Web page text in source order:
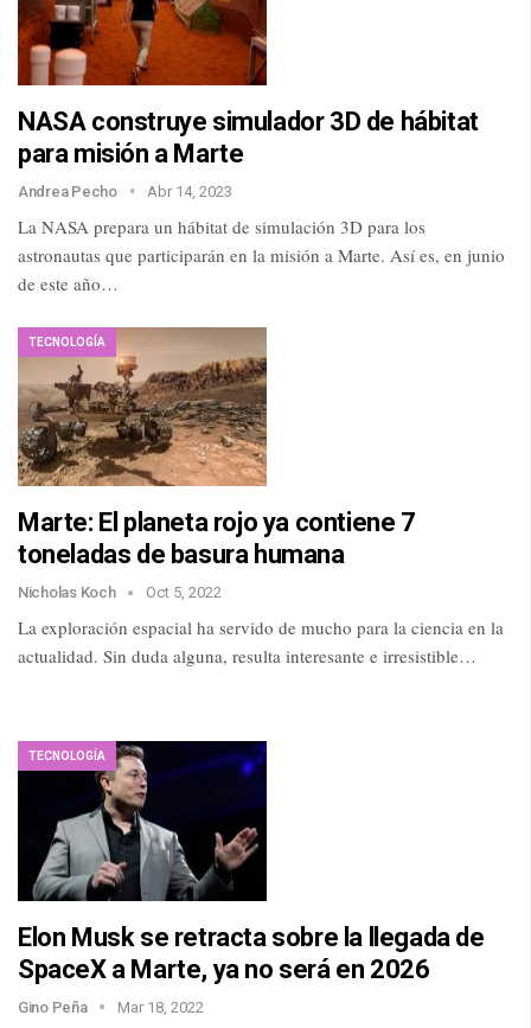
NASA construye simulador 3D de hábitat
para misión a Marte
Andrea Pecho Abr 14, 2023
La NASA prepara un hábitat de simulación 3D para los
astronautas que participarán en la misión a Marte. Así es, en junio
de este año…
TECNOLOGÍA
Marte: El planeta rojo ya contiene 7
toneladas de basura humana
Nicholas Koch Oct 5, 2022
La exploración espacial ha servido de mucho para la ciencia en la
actualidad. Sin duda alguna, resulta interesante e irresistible…
TECNOLOGÍA
Elon Musk se retracta sobre la llegada de
SpaceX a Marte, ya no será en 2026
Gino Peña Mar 18, 2022